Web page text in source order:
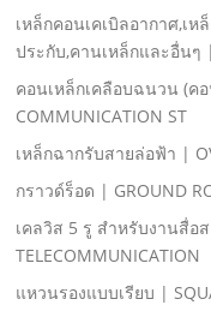
เหล็กคอนเคเบิลอากาศ,เห
ประกับ,คานเหล็กและอื่นๆ |
คอนเหล็กเคลือบฉนวน (ค
COMMUNICATION ST
เหล็กฉากรับสายล่อฟ้า |
กราวด์ร็อด | GROUND
เคลวิส 5 รู สําหรับงานสื่อส
TELECOMMUNICATION
แหวนรองแบบเรียบ |